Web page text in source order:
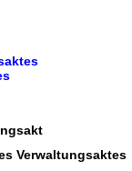
Verwaltungsaktes